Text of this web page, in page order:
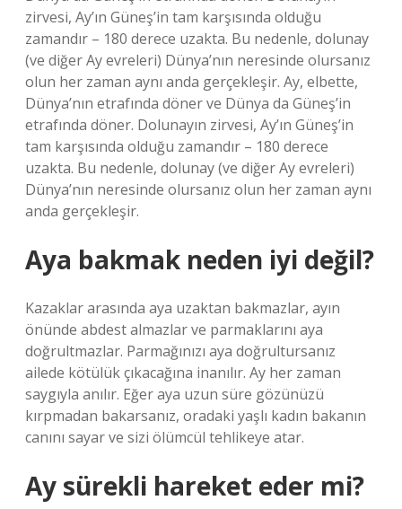
zirvesi, Ay’ın Güneş’in tam karşısında olduğu
zamandır – 180 derece uzakta. Bu nedenle, dolunay
(ve diğer Ay evreleri) Dünya’nın neresinde olursanız
olun her zaman aynı anda gerçekleşir. Ay, elbette,
Dünya’nın etrafında döner ve Dünya da Güneş’in
etrafında döner. Dolunayın zirvesi, Ay’ın Güneş’in
tam karşısında olduğu zamandır – 180 derece
uzakta. Bu nedenle, dolunay (ve diğer Ay evreleri)
Dünya’nın neresinde olursanız olun her zaman aynı
anda gerçekleşir.
Aya bakmak neden iyi değil?
Kazaklar arasında aya uzaktan bakmazlar, ayın
önünde abdest almazlar ve parmaklarını aya
doğrultmazlar. Parmağınızı aya doğrultursanız
ailede kötülük çıkacağına inanılır. Ay her zaman
saygıyla anılır. Eğer aya uzun süre gözünüzü
kırpmadan bakarsanız, oradaki yaşlı kadın bakanın
canını sayar ve sizi ölümcül tehlikeye atar.
Ay sürekli hareket eder mi?